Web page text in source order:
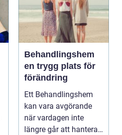
Behandlingshem
en trygg plats för
förändring
Ett Behandlingshem
kan vara avgörande
när vardagen inte
längre går att hantera